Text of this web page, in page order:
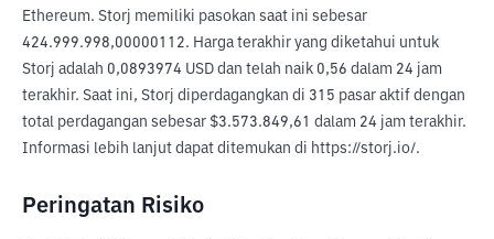
Ethereum. Storj memiliki pasokan saat ini sebesar
424.999.998,00000112. Harga terakhir yang diketahui untuk
Storj adalah 0,0893974 USD dan telah naik 0,56 dalam 24 jam
terakhir. Saat ini, Storj diperdagangkan di 315 pasar aktif dengan
total perdagangan sebesar $3.573.849,61 dalam 24 jam terakhir.
Informasi lebih lanjut dapat ditemukan di https://storj.io/.
Peringatan Risiko